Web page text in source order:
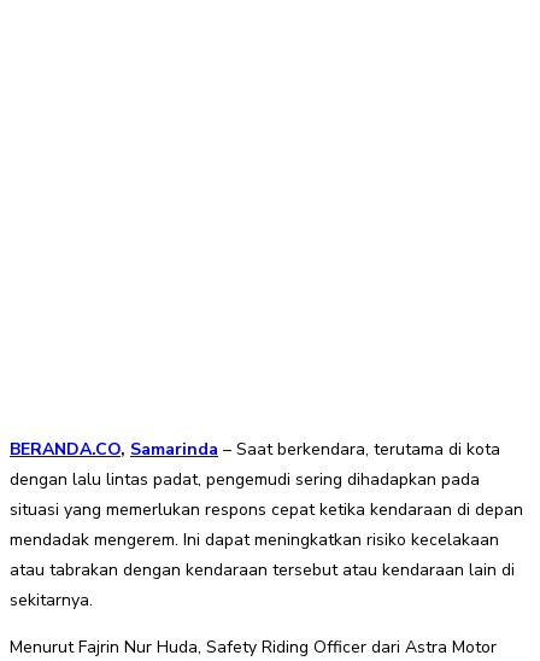
BERANDA.CO, Samarinda – Saat berkendara, terutama di kota
dengan lalu lintas padat, pengemudi sering dihadapkan pada
situasi yang memerlukan respons cepat ketika kendaraan di depan
mendadak mengerem. Ini dapat meningkatkan risiko kecelakaan
atau tabrakan dengan kendaraan tersebut atau kendaraan lain di
sekitarnya.
Menurut Fajrin Nur Huda, Safety Riding Officer dari Astra Motor